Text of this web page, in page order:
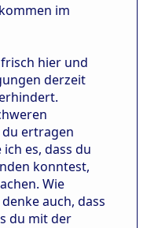
im
hier und
derzeit
du ertragen
es, dass du
konntest,
Wie
auch, dass
du mit der